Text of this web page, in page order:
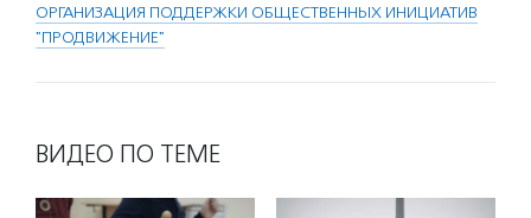
ОРГАНИЗАЦИЯ ПОДДЕРЖКИ ОБЩЕСТВЕННЫХ ИНИЦИАТИВ
"ПРОДВИЖЕНИЕ"
ВИДЕО ПО ТЕМЕ